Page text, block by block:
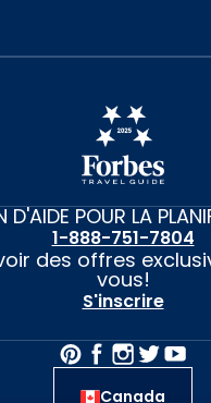
D'AIDE POUR LA
1-888-751-7804
des offres
vous!
S'inscrire
Canada